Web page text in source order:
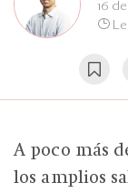
16
A poco más
los amplios